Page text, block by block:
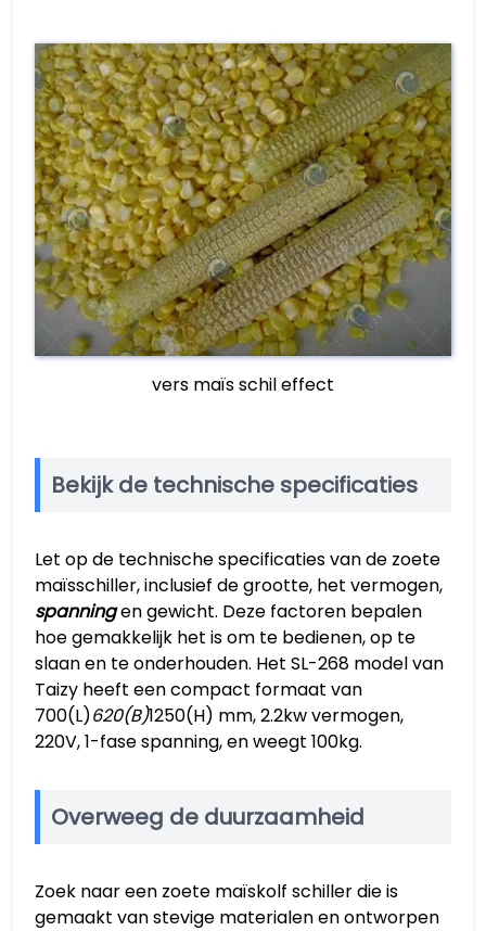
vers maïs schil effect
Bekijk de technische specificaties
Let op de technische specificaties van de zoete
maïsschiller, inclusief de grootte, het vermogen,
spanningen gewicht. Deze factoren bepalen
hoe gemakkelijk het is om te bedienen, op te
slaan en te onderhouden. Het SL-268 model van
Taizy heeft een compact formaat van
700(L)620(B)1250(H) mm, 2.2kw vermogen,
220V, 1-fase spanning, en weegt 100kg.
Overweeg de duurzaamheid
Zoek naar een zoete maïskolf schiller die is
gemaakt van stevige materialen en ontworpen